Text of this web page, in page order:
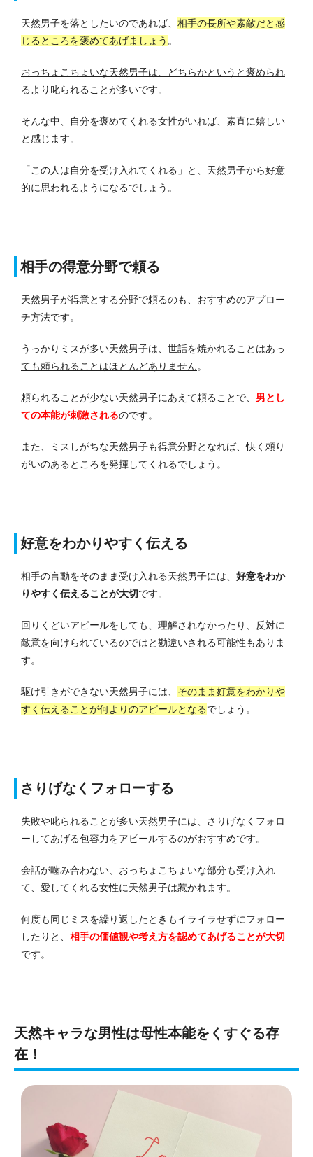
天然男子を落としたいのであれば、 相手の長所や素敵だと感
じるところを褒めてあげましょう 。
おっちょこちょいな天然男子は、どちらかというと褒められ
るより叱られることが多いです。
そんな中、自分を褒めてくれる女性がいれば、素直に嬉しい
と感じます。
「この人は自分を受け入れてくれる」と、天然男子から好意
的に思われるようになるでしょう。
相手の得意分野で頼る
天然男子が得意とする分野で頼るのも、おすすめのアプロー
チ方法です。
うっかりミスが多い天然男子は、 世話を焼かれることはあっ
ても頼られることはほとんどありません。
頼られることが少ない天然男子にあえて頼ることで、 男とし
ての本能が刺激されるのです。
また、ミスしがちな天然男子も得意分野となれば、快く頼り
がいのあるところを発揮してくれるでしょう。
好意をわかりやすく伝える
相手の言動をそのまま受け入れる天然男子には、 好意をわか
りやすく伝えることが大切です。
回りくどいアピールをしても、理解されなかったり、反対に
敵意を向けられているのではと勘違いされる可能性もありま
す。
駆け引きができない天然男子には、 そのまま好意をわかりや
すく伝えることが何よりのアピールとなるでしょう。
さりげなくフォローする
失敗や叱られることが多い天然男子には、さりげなくフォロ
ーしてあげる包容力をアピールするのがおすすめです。
会話が噛み合わない、おっちょこちょいな部分も受け入れ
て、愛してくれる女性に天然男子は惹かれます。
何度も同じミスを繰り返したときもイライラせずにフォロー
したりと、 相手の価値観や考え方を認めてあげることが大切
です。
天然キャラな男性は母性本能をくすぐる存
在！